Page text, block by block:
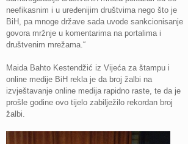
neefikasnim i u uređenijim društvima nego što je
BiH, pa mnoge države sada uvode sankcionisanje
govora mržnje u komentarima na portalima i
društvenim mrežama.“
Maida Bahto Kestendžić iz Vijeća za štampu i
online medije BiH rekla je da broj žalbi na
izvještavanje online medija rapidno raste, te da je
prošle godine ovo tijelo zabilježilo rekordan broj
žalbi.